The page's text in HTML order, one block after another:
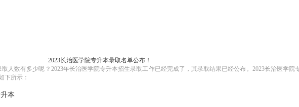
2023长治医学院专升本录取名单公布！
人数有多少呢？2023年长治医学院专升本招生录取工作已经完成了，其录取结果已经公布。2023长治医学院
下所示：
本